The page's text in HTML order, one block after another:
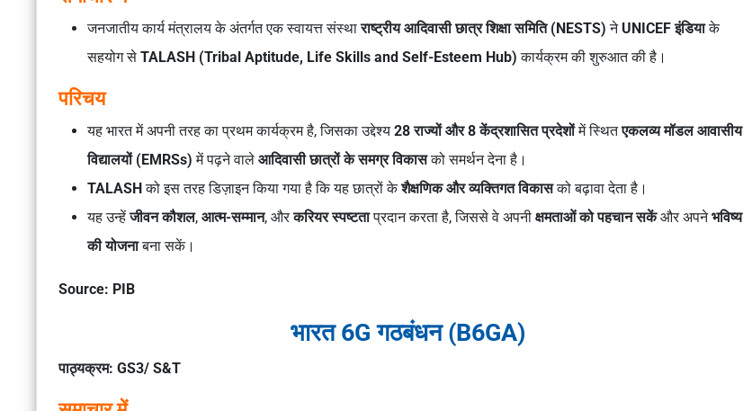
जनजातीय कार्य मंत्रालय के अंतर्गत एक स्वायत्त संस्थाराष्ट्रीय आदिवासी छात्र शिक्षा समिति (NESTS) ने UNICEF इंडियाके
सहयोग से TALASH (Tribal Aptitude, Life Skills and Self-Esteem Hub) कार्यक्रम की शुरुआत की है।
परिचय
यह भारत में अपनी तरह का प्रथम कार्यक्रम है, जिसका उद्देश्य 28 राज्यों और 8 केंद्रशासित प्रदेशोंमें स्थितएकलव्य मॉडल आवासीय
विद्यालयों (EMRSs) में पढ़ने वाले आदिवासी छात्रों के समग्र विकासको समर्थन देना है।
TALASH को इस तरह डिज़ाइन किया गया है कि यह छात्रों केशैक्षणिक और व्यक्तिगत विकासको बढ़ावा देता है।
यह उन्हेंजीवन कौशल, आत्म-सम्मान, औरकरियर स्पष्टताप्रदान करता है, जिससे वे अपनी क्षमताओं को पहचान सकेंऔर अपनेभविष्य
की योजनाबना सकें।
Source: PIB
भारत 6G गठबंधन (B6GA)
पाठ्यक्रम: GS3/ S&T